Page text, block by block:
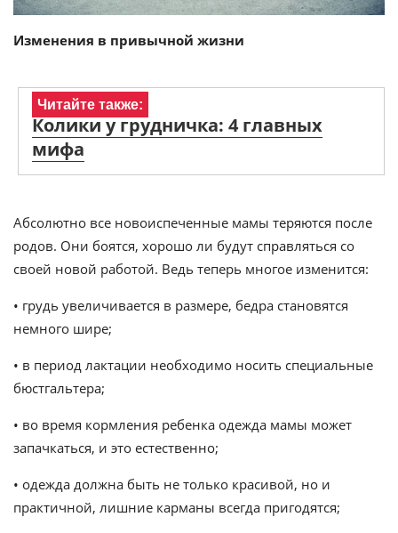
Изменения в привычной жизни
Читайте также:
Колики у грудничка: 4 главных
мифа
Абсолютно все новоиспеченные мамы теряются после
родов. Они боятся, хорошо ли будут справляться со
своей новой работой. Ведь теперь многое изменится:
• грудь увеличивается в размере, бедра становятся
немного шире;
• в период лактации необходимо носить специальные
бюстгальтера;
• во время кормления ребенка одежда мамы может
запачкаться, и это естественно;
• одежда должна быть не только красивой, но и
практичной, лишние карманы всегда пригодятся;